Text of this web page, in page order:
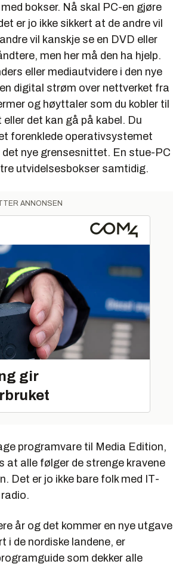
bokser. Nå skal PC-en gjøre
er jo ikke sikkert at de andre vil
vil kanskje se en DVD eller
men her må den ha hjelp.
eller mediautvidere i den nye
digital strøm over nettverket fra
og høyttaler som du kobler til
det kan gå på kabel. Du
forenklede operativsystemet
nye grensesnittet. En stue-PC
utvidelsesbokser samtidig.
ANNONSEN
gir
programvare til Media Edition,
at alle følger de strenge kravene
Det er jo ikke bare folk med IT-
år og det kommer en nye utgave
i de nordiske landene, er
som dekker alle